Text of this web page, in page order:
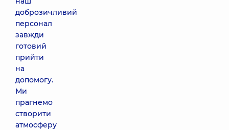
доброзичливий
персонал
завжди
готовий
прийти
на
допомогу.
Ми
прагнемо
створити
атмосферу